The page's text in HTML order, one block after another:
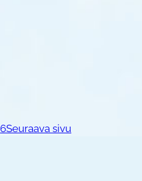
6Seuraava sivu